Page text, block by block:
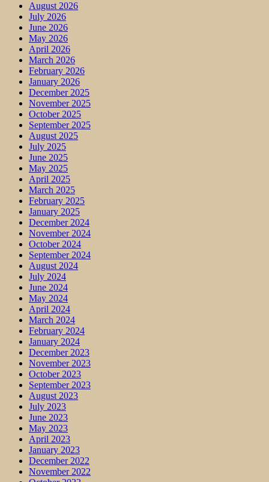
August 2026
July 2026
June 2026
May 2026
April 2026
March 2026
February 2026
January 2026
December 2025
November 2025
October 2025
September 2025
August 2025
July 2025
June 2025
May 2025
April 2025
March 2025
February 2025
January 2025
December 2024
November 2024
October 2024
September 2024
August 2024
July 2024
June 2024
May 2024
April 2024
March 2024
February 2024
January 2024
December 2023
November 2023
October 2023
September 2023
August 2023
July 2023
June 2023
May 2023
April 2023
January 2023
December 2022
November 2022